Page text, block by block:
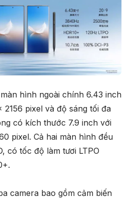
hình ngoài chính 6.43 inch
pixel và độ sáng tối đa
có kích thước 7.9 inch với
pixel. Cả hai màn hình đều
có tốc độ làm tươi LTPO
camera bao gồm cảm biến